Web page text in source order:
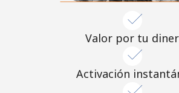
Valor por tu
Activación